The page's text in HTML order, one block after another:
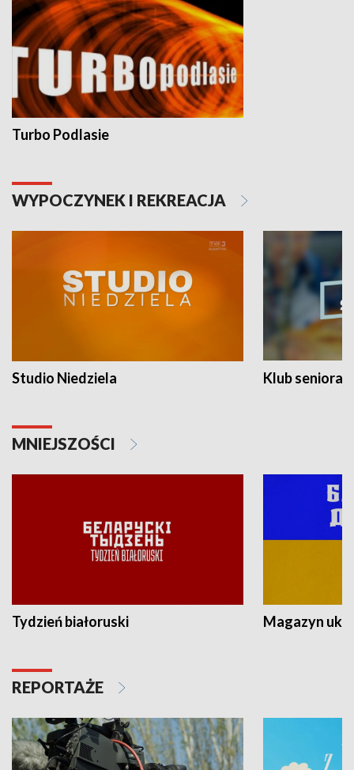
Turbo Podlasie
WYPOCZYNEK I REKREACJA
Studio Niedziela Klub seniora
MNIEJSZOŚCI
Tydzień białoruski Magazyn
REPORTAŻE